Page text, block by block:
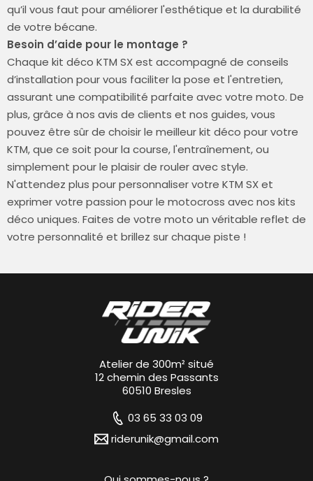
qu’il vous faut pour améliorer l'esthétique et la durabilité
de votre bécane.
Besoin d’aide pour le montage ?
Chaque kit déco KTM SX est accompagné de conseils
d’installation pour vous faciliter la pose et l'entretien,
assurant une compatibilité parfaite avec votre moto. De
plus, grâce à nos avis de clients et nos guides, vous
pouvez être sûr de choisir le meilleur kit déco pour votre
KTM, que ce soit pour la course, l'entraînement, ou
simplement pour le plaisir de rouler avec style.
N'attendez plus pour personnaliser votre KTM SX et
exprimer votre passion pour le motocross avec nos kits
déco uniques. Faites de votre moto un véritable reflet de
votre personnalité et brillez sur chaque piste !
Atelier de 300m² situé
12 chemin des Passants
60510 Bresles
03 65 33 03 09
riderunik@gmail.com